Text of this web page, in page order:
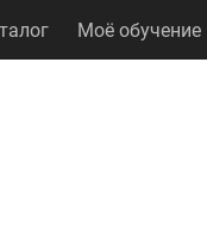
Моё обучение